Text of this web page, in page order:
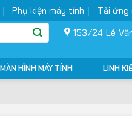
Phụ kiện máy tính Tải ứng
153/24 Lê
MÀN HÌNH MÁY TÍNH LINH